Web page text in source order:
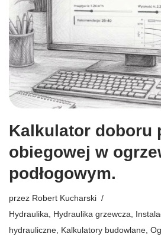
Kalkulator doboru
obiegowej w
podłogowym.
przez Robert Kucharski
Hydraulika
Hydraulika grzewcza
hydrauliczne Kalkulatory budowlane